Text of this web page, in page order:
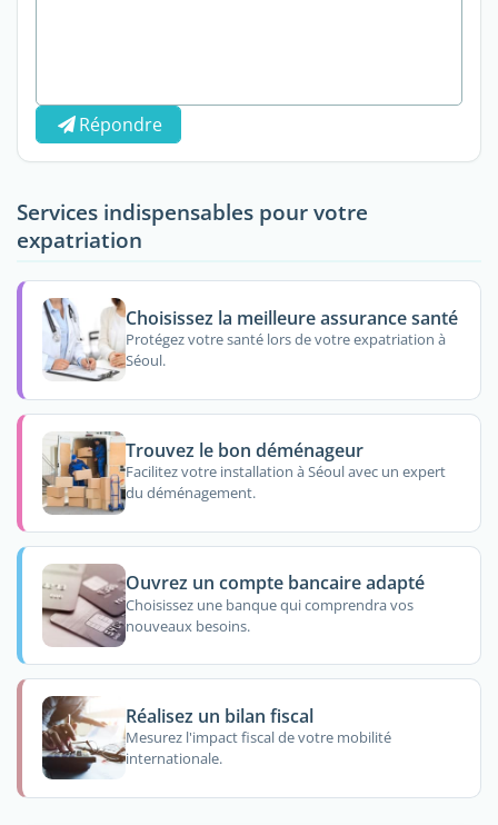
Répondre
Services indispensables pour votre
expatriation
Choisissez la meilleure assurance santé
Protégez votre santé lors de votre expatriation à
Séoul.
Trouvez le bon déménageur
Facilitez votre installation à Séoul avec un expert
du déménagement.
Ouvrez un compte bancaire adapté
Choisissez une banque qui comprendra vos
nouveaux besoins.
Réalisez un bilan fiscal
Mesurez l'impact fiscal de votre mobilité
internationale.